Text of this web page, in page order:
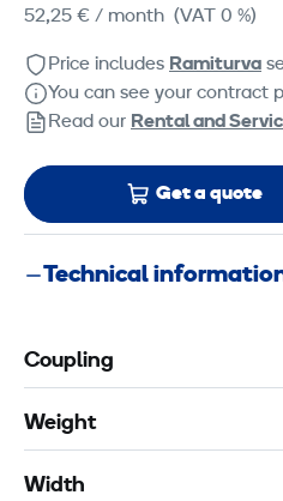
52,25 € / month (VAT 0 %)
Price includes Ramiturva
You can see your contract
Read our Rental and
Get a quote
Technical
Coupling
Weight
Width